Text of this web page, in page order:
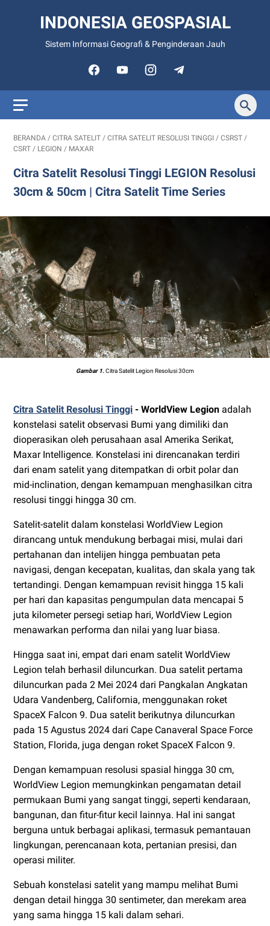
INDONESIA GEOSPASIAL
Sistem Informasi Geografi & Penginderaan Jauh
BERANDA / CITRA SATELIT / CITRA SATELIT RESOLUSI TINGGI / CSRST /
CSRT / LEGION / MAXAR
Citra Satelit Resolusi Tinggi LEGION Resolusi
30cm & 50cm | Citra Satelit Time Series
Gambar 1.Citra Satelit Legion Resolusi 30cm
Citra Satelit Resolusi Tinggi - WorldView Legion adalah
konstelasi satelit observasi Bumi yang dimiliki dan
dioperasikan oleh perusahaan asal Amerika Serikat,
Maxar Intelligence. Konstelasi ini direncanakan terdiri
dari enam satelit yang ditempatkan di orbit polar dan
mid-inclination, dengan kemampuan menghasilkan citra
resolusi tinggi hingga 30 cm.
Satelit-satelit dalam konstelasi WorldView Legion
dirancang untuk mendukung berbagai misi, mulai dari
pertahanan dan intelijen hingga pembuatan peta
navigasi, dengan kecepatan, kualitas, dan skala yang tak
tertandingi. Dengan kemampuan revisit hingga 15 kali
per hari dan kapasitas pengumpulan data mencapai 5
juta kilometer persegi setiap hari, WorldView Legion
menawarkan performa dan nilai yang luar biasa.
Hingga saat ini, empat dari enam satelit WorldView
Legion telah berhasil diluncurkan. Dua satelit pertama
diluncurkan pada 2 Mei 2024 dari Pangkalan Angkatan
Udara Vandenberg, California, menggunakan roket
SpaceX Falcon 9. Dua satelit berikutnya diluncurkan
pada 15 Agustus 2024 dari Cape Canaveral Space Force
Station, Florida, juga dengan roket SpaceX Falcon 9.
Dengan kemampuan resolusi spasial hingga 30 cm,
WorldView Legion memungkinkan pengamatan detail
permukaan Bumi yang sangat tinggi, seperti kendaraan,
bangunan, dan fitur-fitur kecil lainnya. Hal ini sangat
berguna untuk berbagai aplikasi, termasuk pemantauan
lingkungan, perencanaan kota, pertanian presisi, dan
operasi militer.
Sebuah konstelasi satelit yang mampu melihat Bumi
dengan detail hingga 30 sentimeter, dan merekam area
yang sama hingga 15 kali dalam sehari.